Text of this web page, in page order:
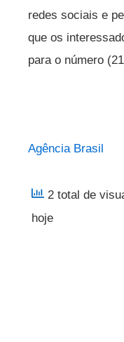
redes sociais e
que os
para o número
Agência Brasil
2 total de
hoje